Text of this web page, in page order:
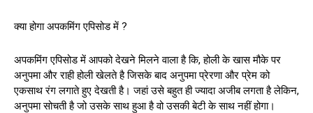
क्या होगा अपकमिंग एपिसोड में ?
अपकमिंग एपिसोड में आपको देखने मिलने वाला है कि, होली के खास मौके पर
अनुपमा और राही होली खेलते है जिसके बाद अनुपमा प्रेरणा और प्रेम को
एकसाथ रंग लगाते हुए देखती है। जहां उसे बहुत ही ज्यादा अजीब लगता है लेकिन,
अनुपमा सोचती है जो उसके साथ हुआ है वो उसकी बेटी के साथ नहीं होगा।